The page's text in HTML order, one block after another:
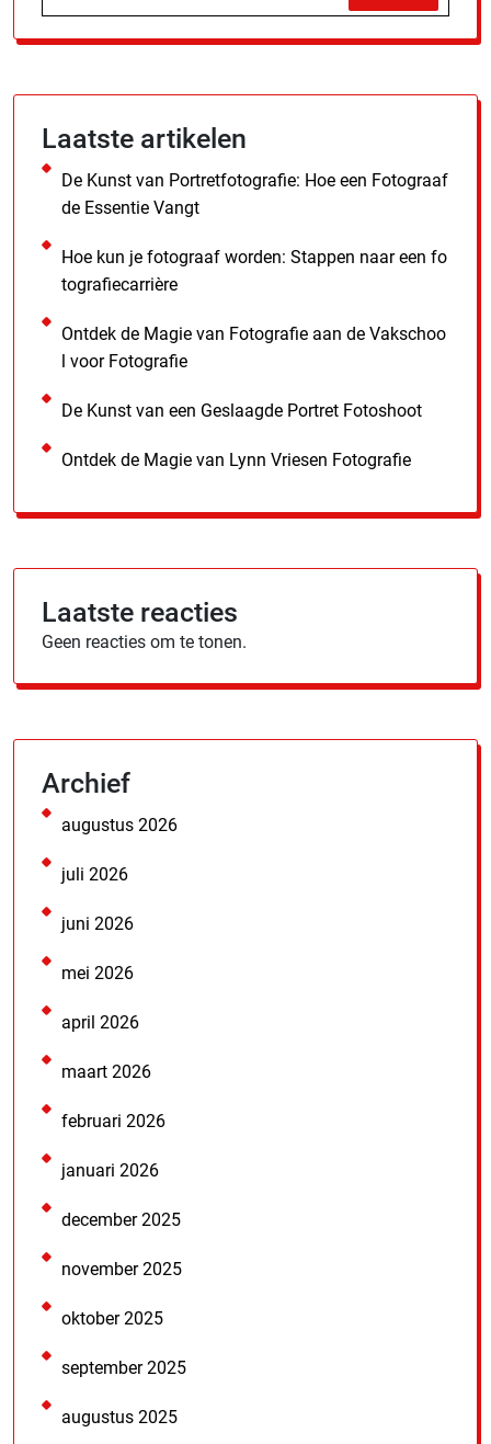
Laatste artikelen
De Kunst van Portretfotografie: Hoe een Fotograaf
de Essentie Vangt
Hoe kun je fotograaf worden: Stappen naar een fo
tografiecarrière
Ontdek de Magie van Fotografie aan de Vakschoo
l voor Fotografie
De Kunst van een Geslaagde Portret Fotoshoot
Ontdek de Magie van Lynn Vriesen Fotografie
Laatste reacties
Geen reacties om te tonen.
Archief
augustus 2026
juli 2026
juni 2026
mei 2026
april 2026
maart 2026
februari 2026
januari 2026
december 2025
november 2025
oktober 2025
september 2025
augustus 2025